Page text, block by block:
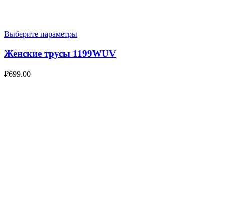
Выберите параметры
Женские трусы 1199WUV
₽699.00